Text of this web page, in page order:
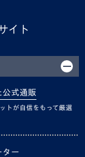
イト
公式通販
トが自信をもって厳選
ター